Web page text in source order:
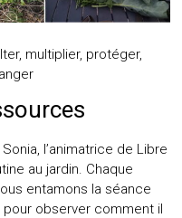
multiplier, protéger,
l’animatrice de Libre
au jardin. Chaque
entamons la séance
observer comment il